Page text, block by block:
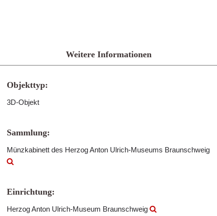
Weitere Informationen
Objekttyp:
3D-Objekt
Sammlung:
Münzkabinett des Herzog Anton Ulrich-Museums Braunschweig
Einrichtung:
Herzog Anton Ulrich-Museum Braunschweig